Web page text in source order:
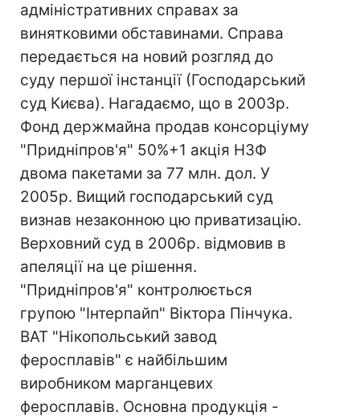
адміністративних справах за
винятковими обставинами. Справа
передається на новий розгляд до
суду першої інстанції (Господарський
суд Києва). Нагадаємо, що в 2003р.
Фонд держмайна продав консорціуму
"Придніпров'я" 50%+1 акція НЗФ
двома пакетами за 77 млн. дол. У
2005р. Вищий господарський суд
визнав незаконною цю приватизацію.
Верховний суд в 2006р. відмовив в
апеляції на це рішення.
"Придніпров'я" контролюється
групою "Інтерпайп" Віктора Пінчука.
ВАТ "Нікопольський завод
феросплавів" є найбільшим
виробником марганцевих
феросплавів. Основна продукція -